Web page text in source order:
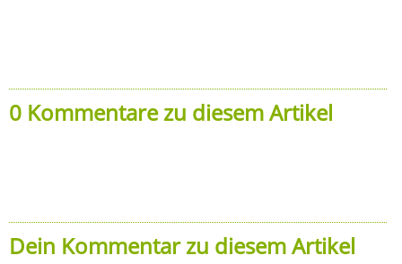
0 Kommentare zu diesem Artikel
Dein Kommentar zu diesem Artikel